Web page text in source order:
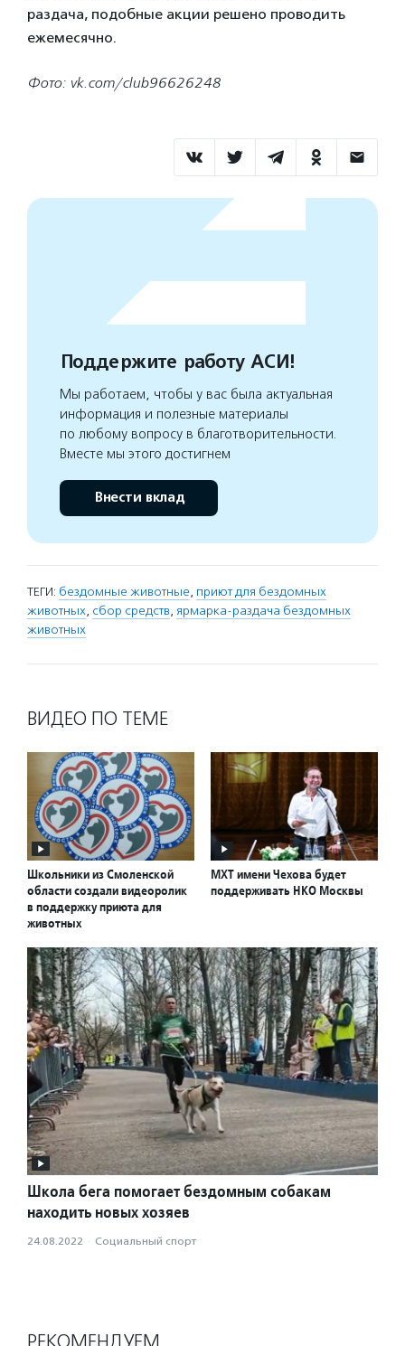
раздача, подобные акции решено проводить
ежемесячно.
Фото: vk.com/club96626248
Поддержите работу АСИ!
Мы работаем, чтобы у вас была актуальная
информация и полезные материалы
по любому вопросу в благотворительности.
Вместе мы этого достигнем
Внести вклад
ТЕГИ: бездомные животные, приют для бездомных
животных, сбор средств, ярмарка-раздача бездомных
животных
ВИДЕО ПО ТЕМЕ
Школьники из Смоленской
области создали видеоролик
в поддержку приюта для
животных
МХТ имени Чехова будет
поддерживать НКО Москвы
Школа бега помогает бездомным собакам
находить новых хозяев
24.08.2022 · Социальный спорт